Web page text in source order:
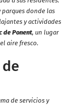
parques donde las
y actividades
de Ponent, un lugar
aire fresco.
de servicios y